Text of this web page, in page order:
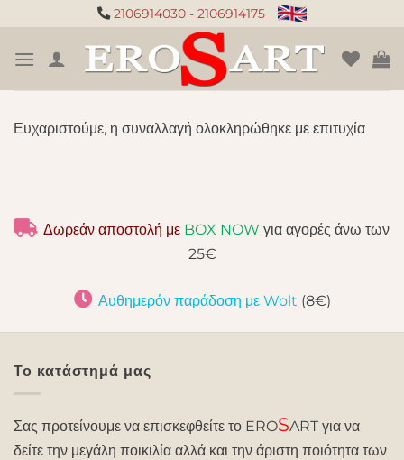
περιεχόμενο
2106914030 - 2106914175
Ευχαριστούμε, η συναλλαγή ολοκληρώθηκε με επιτυχία
Δωρεάν αποστολή με BOX NOW για αγορές άνω των
25€
Αυθημερόν παράδοση με Wolt (8€)
Το κατάστημά μας
Σας προτείνουμε να επισκεφθείτε το EROSART για να
δείτε την μεγάλη ποικιλία αλλά και την άριστη ποιότητα των